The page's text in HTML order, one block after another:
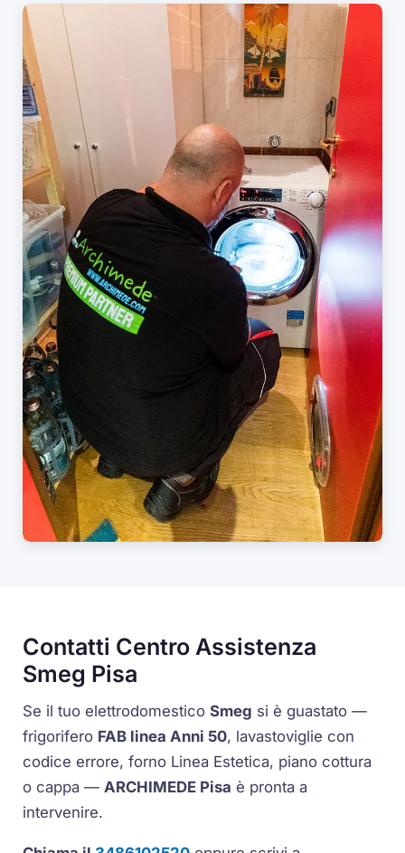
Contatti Centro Assistenza
Smeg Pisa
Se il tuo elettrodomesticoSmeg si è guastato —
frigorifero FAB linea Anni 50, lavastoviglie con
codice errore, forno Linea Estetica, piano cottura
o cappa —ARCHIMEDE Pisa è pronta a
intervenire.